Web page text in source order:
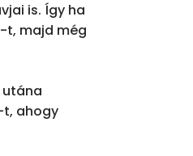
is. Így ha
t, majd még
utána
t, ahogy